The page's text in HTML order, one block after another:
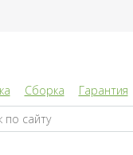
Сборка Гарантия